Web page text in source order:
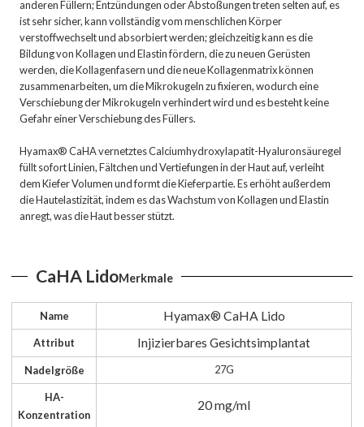
anderen Füllern; Entzündungen oder Abstoßungen treten selten auf, es
ist sehr sicher, kann vollständig vom menschlichen Körper
verstoffwechselt und absorbiert werden; gleichzeitig kann es die
Bildung von Kollagen und Elastin fördern, die zu neuen Gerüsten
werden, die Kollagenfasern und die neue Kollagenmatrix können
zusammenarbeiten, um die Mikrokugeln zu fixieren, wodurch eine
Verschiebung der Mikrokugeln verhindert wird und es besteht keine
Gefahr einer Verschiebung des Füllers.
Hyamax® CaHA vernetztes Calciumhydroxylapatit-Hyaluronsäuregel
füllt sofort Linien, Fältchen und Vertiefungen in der Haut auf, verleiht
dem Kiefer Volumen und formt die Kieferpartie. Es erhöht außerdem
die Hautelastizität, indem es das Wachstum von Kollagen und Elastin
anregt, was die Haut besser stützt.
CaHA LidoMerkmale
Name Hyamax® CaHA Lido
Attribut Injizierbares Gesichtsimplantat
Nadelgröße 27G
HA-
Konzentration
20 mg/ml